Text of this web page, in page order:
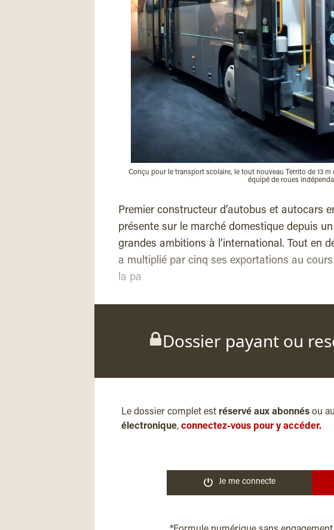
Conçu pour le transport scolaire, le tout nouveau Territo de 13
équipé de roues
Premier constructeur d’autobus et autocars
présente sur le marché domestique depuis
grandes ambitions à l’international. Tout en
a multiplié par cinq ses exportations au cours
la pa
Dossier payant ou
Le dossier complet est réservé aux abonnés ou
électronique, connectez-vous pour y accéder.
Je me connecte